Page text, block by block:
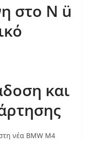
στο N ü
και
νέα BMW M4